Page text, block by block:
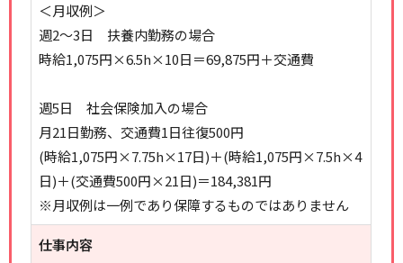
＜月収例＞
週2～3日 扶養内勤務の場合
時給1,075円×6.5h×10日＝69,875円＋交通費
週5日 社会保険加入の場合
月21日勤務、交通費1日往復500円
(時給1,075円×7.75h×17日)＋(時給1,075円×7.5h×4
日)＋(交通費500円×21日)＝184,381円
※月収例は一例であり保障するものではありません
仕事内容